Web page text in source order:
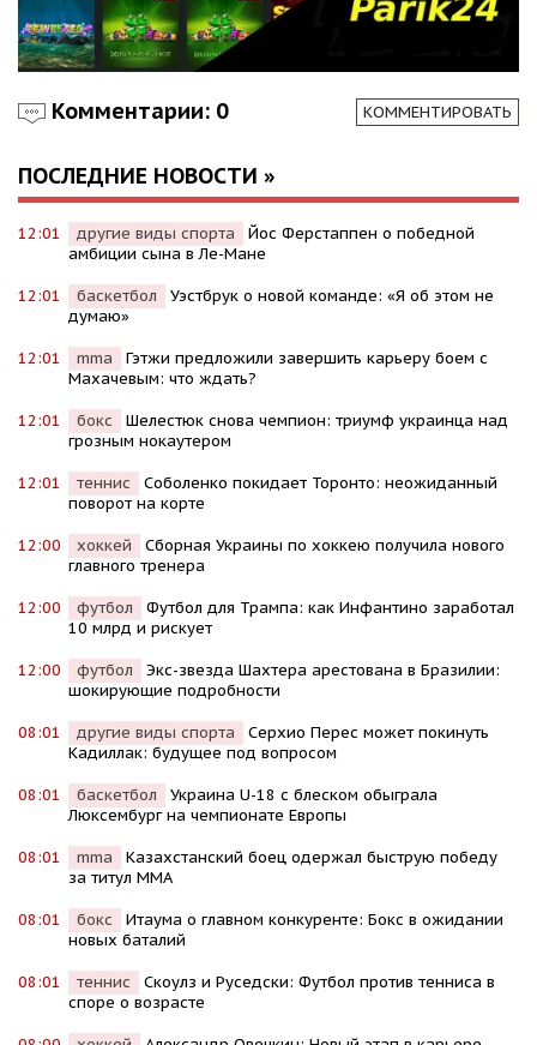
Комментарии: 0 КОММЕНТИРОВАТЬ
ПОСЛЕДНИЕ НОВОСТИ »
12:01 другие виды спорта
Йос Ферстаппен о победной
амбиции сына в Ле-Мане
12:01 баскетбол
Уэстбрук о новой команде: «Я об этом не
думаю»
12:01 mma
Гэтжи предложили завершить карьеру боем с
Махачевым: что ждать?
12:01 бокс
Шелестюк снова чемпион: триумф украинца над
грозным нокаутером
12:01 теннис
Соболенко покидает Торонто: неожиданный
поворот на корте
12:00 хоккей
Сборная Украины по хоккею получила нового
главного тренера
12:00 футбол
Футбол для Трампа: как Инфантино заработал
10 млрд и рискует
12:00 футбол
Экс-звезда Шахтера арестована в Бразилии:
шокирующие подробности
08:01 другие виды спорта
Серхио Перес может покинуть
Кадиллак: будущее под вопросом
08:01 баскетбол
Украина U-18 с блеском обыграла
Люксембург на чемпионате Европы
08:01 mma
Казахстанский боец одержал быструю победу
за титул MMA
08:01 бокс
Итаума о главном конкуренте: Бокс в ожидании
новых баталий
08:01 теннис
Скоулз и Руседски: Футбол против тенниса в
споре о возрасте